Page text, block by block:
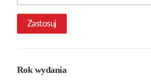
Zastosuj
Rok wydania